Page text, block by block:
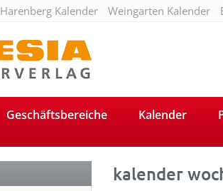
Harenberg Kalender Weingarten Kalender
Geschäftsbereiche Kalender
kalender